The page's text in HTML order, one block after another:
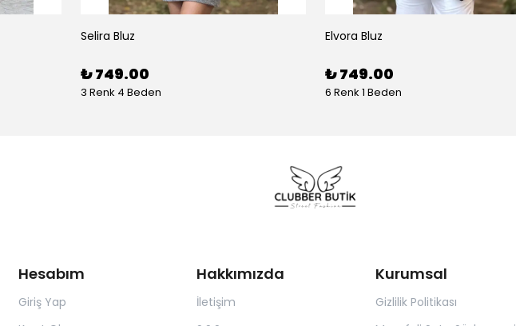
Selira Bluz
₺ 749.00
3 Renk 4 Beden
Elvora Bluz
₺ 749.00
6 Renk 1 Beden
Hesabım
Giriş Yap
Hakkımızda
İletişim
Kurumsal
Gizlilik Politikası